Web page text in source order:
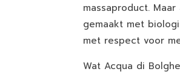
massaproduct.
gemaakt met
met respect voor
Wat Acqua di